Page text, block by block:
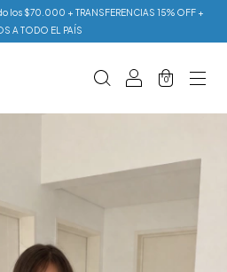
los $70.000 + TRANSFERENCIAS 15% OFF +
A TODO EL PAÍS
0